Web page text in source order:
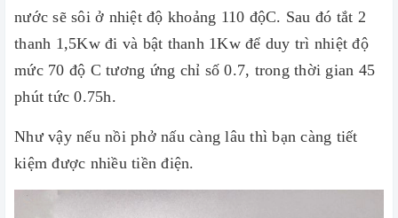
nước sẽ sôi ở nhiệt độ khoảng 110 độC. Sau đó tắt 2
thanh 1,5Kw đi và bật thanh 1Kw để duy trì nhiệt độ
mức 70 độ C tương ứng chỉ số 0.7, trong thời gian 45
phút tức 0.75h.
Như vậy nếu nồi phở nấu càng lâu thì bạn càng tiết
kiệm được nhiều tiền điện.